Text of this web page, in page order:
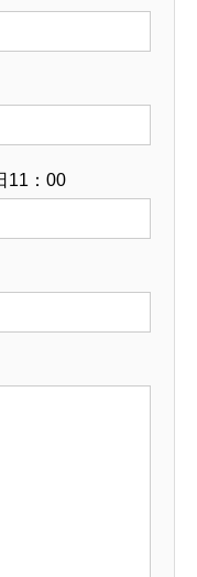
11：00